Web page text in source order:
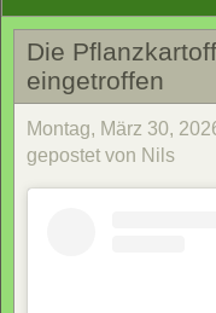
Die
eingetroffen
Montag, März 30,
gepostet von Nils